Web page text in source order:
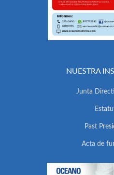
NUESTRA
Junta
Past
Acta de